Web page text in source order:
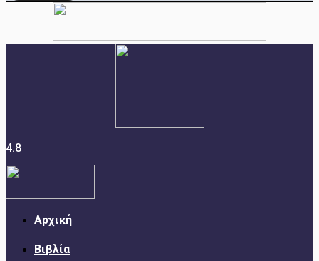
4.8
Αρχική
Βιβλία